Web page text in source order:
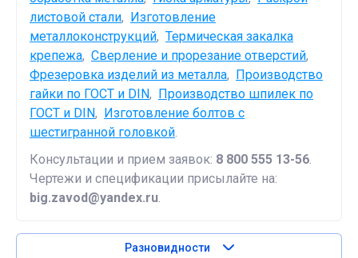
листовой стали, Изготовление
металлоконструкций, Термическая закалка
крепежа, Сверление и прорезание отверстий,
Фрезеровка изделий из металла, Производство
гайки по ГОСТ и DIN, Производство шпилек по
ГОСТ и DIN, Изготовление болтов с
шестигранной головкой.
Консультации и прием заявок: 8 800 555 13-56.
Чертежи и спецификации присылайте на:
big.zavod@yandex.ru.
Разновидности